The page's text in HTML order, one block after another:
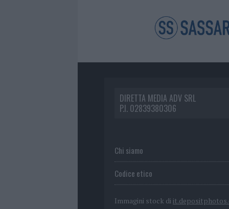
DIRETTA MEDIA ADV SRL
P.I. 02839380306
Chi siamo
Codice etico
Immagini stock di